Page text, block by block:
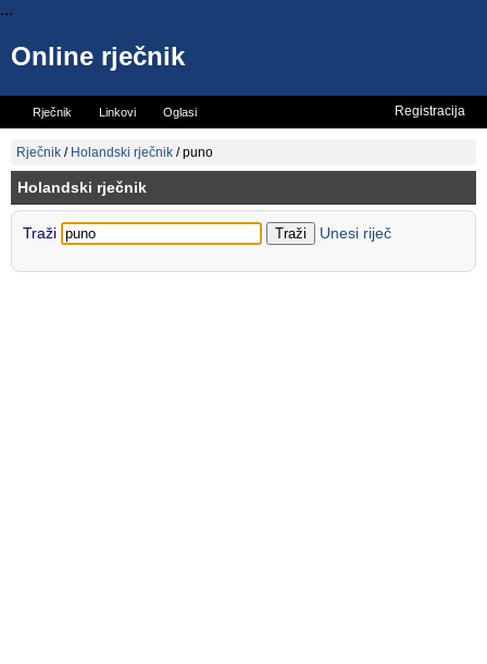
...
Online rječnik
Rječnik Linkovi Oglasi
Vicevi
Registracija
Rječnik / Holandski rječnik /puno
Holandski rječnik
Traži Unesi riječ